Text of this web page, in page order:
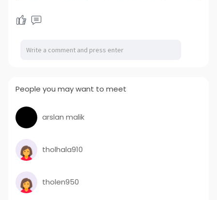
People you may want to meet
arslan malik
tholhala910
tholen950